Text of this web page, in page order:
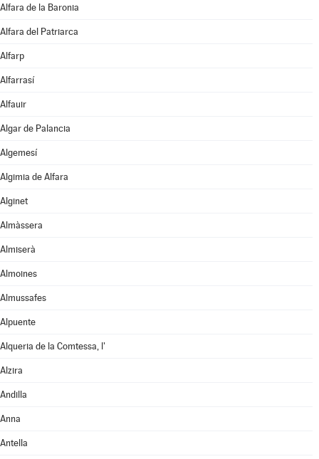
Alfara de la Baronia
Alfara del Patriarca
Alfarp
Alfarrasí
Alfauir
Algar de Palancia
Algemesí
Algimia de Alfara
Alginet
Almàssera
Almiserà
Almoines
Almussafes
Alpuente
Alqueria de la Comtessa, l'
Alzira
Andilla
Anna
Antella